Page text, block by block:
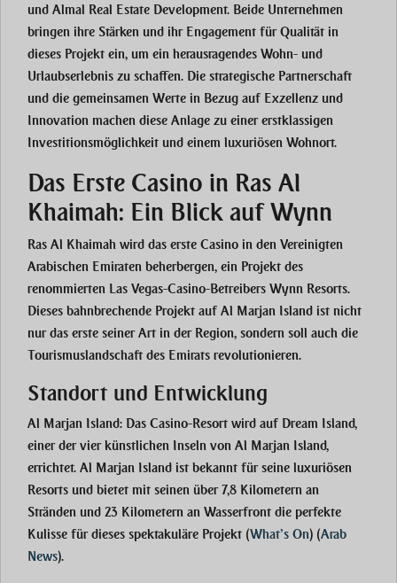
und Almal Real Estate Development. Beide Unternehmen
bringen ihre Stärken und ihr Engagement für Qualität in
dieses Projekt ein, um ein herausragendes Wohn- und
Urlaubserlebnis zu schaffen. Die strategische Partnerschaft
und die gemeinsamen Werte in Bezug auf Exzellenz und
Innovation machen diese Anlage zu einer erstklassigen
Investitionsmöglichkeit und einem luxuriösen Wohnort.
Das Erste Casino in Ras Al
Khaimah: Ein Blick auf Wynn
Ras Al Khaimah wird das erste Casino in den Vereinigten
Arabischen Emiraten beherbergen, ein Projekt des
renommierten Las Vegas-Casino-Betreibers Wynn Resorts.
Dieses bahnbrechende Projekt auf Al Marjan Island ist nicht
nur das erste seiner Art in der Region, sondern soll auch die
Tourismuslandschaft des Emirats revolutionieren.
Standort und Entwicklung
Al Marjan Island: Das Casino-Resort wird auf Dream Island,
einer der vier künstlichen Inseln von Al Marjan Island,
errichtet. Al Marjan Island ist bekannt für seine luxuriösen
Resorts und bietet mit seinen über 7,8 Kilometern an
Stränden und 23 Kilometern an Wasserfront die perfekte
Kulisse für dieses spektakuläre Projekt​ (What’s On) (Arab
News).